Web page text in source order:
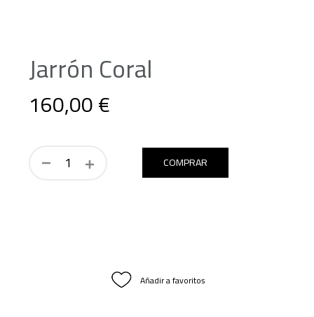
Jarrón Coral
160,00 €
COMPRAR
Añadir a favoritos